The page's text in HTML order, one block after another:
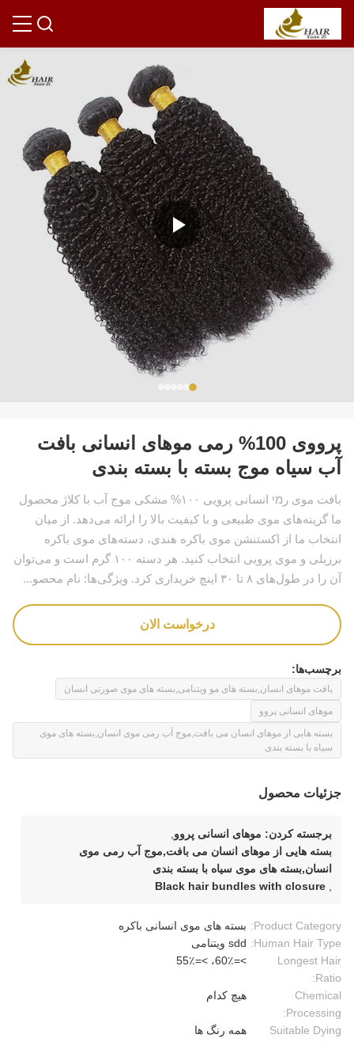
پرووی 100% رمی موهای انسانی بافت
آب سیاه موج بسته با بسته بندی
بافت موی رמי انسانی پرویی ۱۰۰% مشکی موج آب با کلاژ محصول
ما گزینه‌های موی طبیعی و با کیفیت بالا را ارائه می‌دهد. از میان
انتخاب ما از اکستنشن موی باکره هندی، دسته‌های موی باکره
برزیلی و موی پرویی انتخاب کنید. هر دسته ۱۰۰ گرم است و می‌توان
آن را در طول‌های ۸ تا ۳۰ اینچ خریداری کرد. ویژگی‌ها: نام محصو...
درخواست الان
برچسب‌ها:
بافت موهای انسان,بسته های مو ویتنامی,بسته های موی صورتی انسان
موهای انسانی پروو
بسته هایی از موهای انسان می بافت,موج آب رمی موی انسان,بسته های موی
سیاه با بسته بندی
جزئیات محصول
برجسته کردن: موهای انسانی پروو
بسته هایی از موهای انسان می بافت,موج آب رمی موی
انسان,بسته های موی سیاه با بسته بندی
Black hair bundles with closure
Product Category:
بسته های موی انسانی باکره
Human Hair Type:
sdd ویتنامی
Longest Hair
Ratio:
>=60٪، >=55٪
Chemical
Processing:
هیچ کدام
Suitable Dying
همه رنگ ها